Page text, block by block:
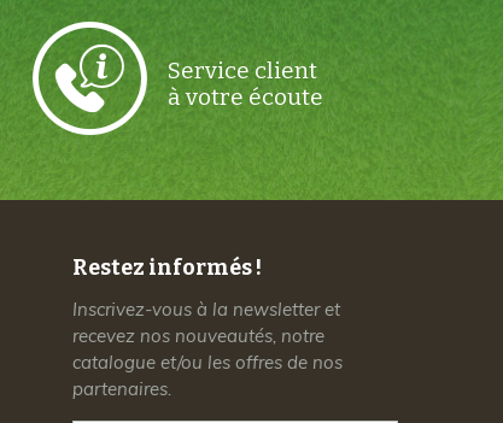
Service client
à votre écoute
Restez informés !
Inscrivez-vous à la newsletter et
recevez nos nouveautés, notre
catalogue et/ou les offres de nos
partenaires.